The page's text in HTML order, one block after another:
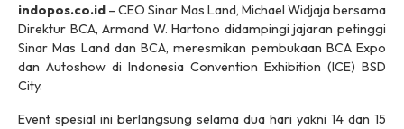
indopos.co.id – CEO Sinar Mas Land, Michael Widjaja bersama
Direktur BCA, Armand W. Hartono didampingi jajaran petinggi
Sinar Mas Land dan BCA, meresmikan pembukaan BCA Expo
dan Autoshow di Indonesia Convention Exhibition (ICE) BSD
City.
Event spesial ini berlangsung selama dua hari yakni 14 dan 15